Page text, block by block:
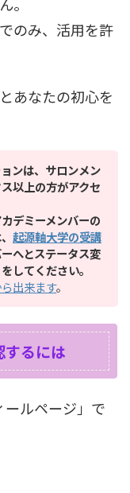
のみ、活用を許
あなたの初心を
ンは、サロンメン
以上の方がアクセ
デミーメンバーの
起源軸大学の受講
へとステータス変
してください。
出来ます。
するには
ルページ」で